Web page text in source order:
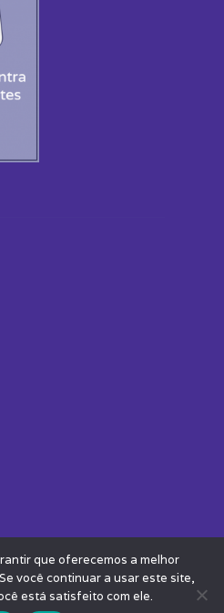
- Instituto Avisa Lá
Theme by
que oferecemos a melhor
você continuar a usar este site,
está satisfeito com ele.